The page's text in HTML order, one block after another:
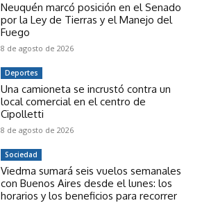
Neuquén marcó posición en el Senado
por la Ley de Tierras y el Manejo del
Fuego
8 de agosto de 2026
Deportes
Una camioneta se incrustó contra un
local comercial en el centro de
Cipolletti
8 de agosto de 2026
Sociedad
Viedma sumará seis vuelos semanales
con Buenos Aires desde el lunes: los
horarios y los beneficios para recorrer